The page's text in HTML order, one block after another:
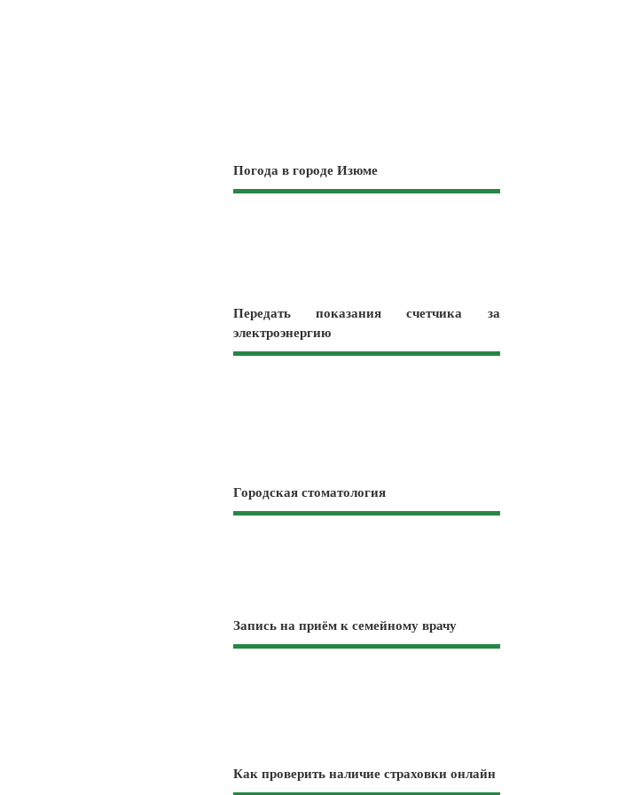
Погода в городе Изюме
Передать показания счетчика за
электроэнергию
Городская стоматология
Запись на приём к семейному врачу
Как проверить наличие страховки онлайн